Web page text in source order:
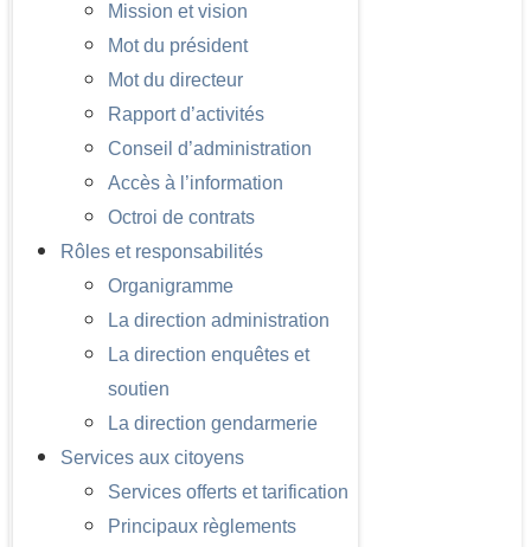
Mission et vision
Mot du président
Mot du directeur
Rapport d’activités
Conseil d’administration
Accès à l’information
Octroi de contrats
Rôles et responsabilités
Organigramme
La direction administration
La direction enquêtes et
soutien
La direction gendarmerie
Services aux citoyens
Services offerts et tarification
Principaux règlements